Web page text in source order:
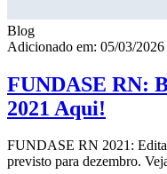
Blog
Adicionado em: 05/03/2026
FUNDASE RN:
2021 Aqui!
FUNDASE RN 2021:
previsto para dezembro.